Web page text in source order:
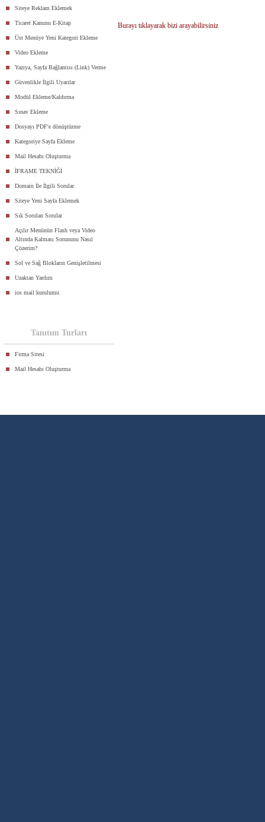
Siteye Reklam Eklemek
Ticaret Kanunu E-Kitap
Üst Menüye Yeni Kategori Ekleme
Video Ekleme
Yazıya, Sayfa Bağlantısı (Link) Verme
Güvenlikle İlgili Uyarılar
Modül Ekleme/Kaldırma
Sınav Ekleme
Dosyayı PDF'e dönüştürme
Kategoriye Sayfa Ekleme
Mail Hesabı Oluşturma
İFRAME TEKNİĞİ
Domain İle İlgili Sorular
Siteye Yeni Sayfa Eklemek
Sık Sorulan Sorular
Açılır Menünün Flash veya Video
Altında Kalması Sorununu Nasıl
Çözerim?
Sol ve Sağ Blokların Genişletilmesi
Uzaktan Yardım
ios mail kurulumu
Tanıtım Turları
Firma Sitesi
Mail Hesabı Oluşturma
Burayı tıklayarak bizi arayabilirsiniz